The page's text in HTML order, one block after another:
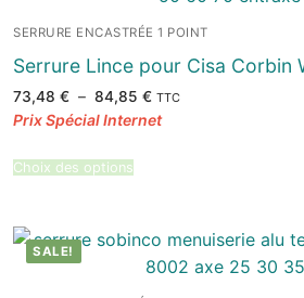
SERRURE ENCASTRÉE 1 POINT
Serrure Lince pour Cisa Corbin
73,48 € – 84,85 €Plage
prix :
TTC
Choix des options
SALE!